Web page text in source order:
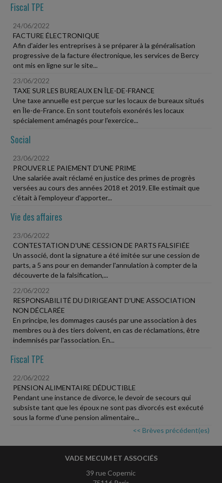
Fiscal TPE
24/06/2022
FACTURE ÉLECTRONIQUE
Afin d'aider les entreprises à se préparer à la généralisation
progressive de la facture électronique, les services de Bercy
ont mis en ligne sur le site...
23/06/2022
TAXE SUR LES BUREAUX EN ÎLE-DE-FRANCE
Une taxe annuelle est perçue sur les locaux de bureaux situés
en Île-de-France. En sont toutefois exonérés les locaux
spécialement aménagés pour l'exercice...
Social
23/06/2022
PROUVER LE PAIEMENT D'UNE PRIME
Une salariée avait réclamé en justice des primes de progrès
versées au cours des années 2018 et 2019. Elle estimait que
c'était à l'employeur d'apporter...
Vie des affaires
23/06/2022
CONTESTATION D'UNE CESSION DE PARTS FALSIFIÉE
Un associé, dont la signature a été imitée sur une cession de
parts, a 5 ans pour en demander l'annulation à compter de la
découverte de la falsification,...
22/06/2022
RESPONSABILITÉ DU DIRIGEANT D'UNE ASSOCIATION
NON DÉCLARÉE
En principe, les dommages causés par une association à des
membres ou à des tiers doivent, en cas de réclamations, être
indemnisés par l'association. En...
Fiscal TPE
22/06/2022
PENSION ALIMENTAIRE DÉDUCTIBLE
Pendant une instance de divorce, le devoir de secours qui
subsiste tant que les époux ne sont pas divorcés est exécuté
sous la forme d'une pension alimentaire...
<< Brèves précédent(es)
VADE MECUM ET ASSOCIÉS
39 rue Copernic